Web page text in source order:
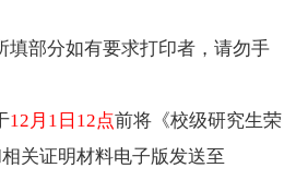
填部分如有要求打印者，请勿手
12 月 1 日 12点前将《校级研究生荣
关证明材料电子版发送至